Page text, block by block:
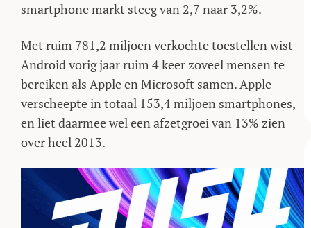
smartphone markt steeg van 2,7 naar 3,2%.
Met ruim 781,2 miljoen verkochte toestellen wist
Android vorig jaar ruim 4 keer zoveel mensen te
bereiken als Apple en Microsoft samen. Apple
verscheepte in totaal 153,4 miljoen smartphones,
en liet daarmee wel een afzetgroei van 13% zien
over heel 2013.